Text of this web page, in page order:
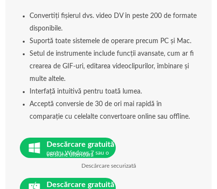
Convertiți fișierul dvs. video DV în peste 200 de formate
disponibile.
Suportă toate sistemele de operare precum PC și Mac.
Setul de instrumente include funcții avansate, cum ar fi
crearea de GIF-uri, editarea videoclipurilor, îmbinare și
multe altele.
Interfață intuitivă pentru toată lumea.
Acceptă conversie de 30 de ori mai rapidă în
comparație cu celelalte convertoare online sau offline.
Descărcare gratuită
pentru Windows 7 sau o
versiune ulterioară
Descărcare securizată
Descărcare gratuită